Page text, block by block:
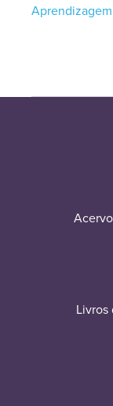
Aprendizagem